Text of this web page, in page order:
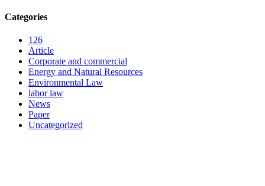
Categories
126
Article
Corporate and commercial
Energy and Natural Resources
Environmental Law
labor law
News
Paper
Uncategorized